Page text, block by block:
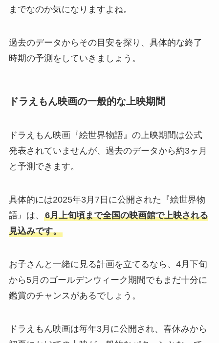
までなのか気になりますよね。
過去のデータからその目安を探り、具体的な終了
時期の予測をしていきましょう。
ドラえもん映画の一般的な上映期間
ドラえもん映画『絵世界物語』の上映期間は公式
発表されていませんが、過去のデータから約3ヶ月
と予測できます。
具体的には2025年3月7日に公開された『絵世界物
語』は、 6月上旬頃まで全国の映画館で上映される
見込みです。
お子さんと一緒に見る計画を立てるなら、4月下旬
から5月のゴールデンウィーク期間でもまだ十分に
鑑賞のチャンスがあるでしょう。
ドラえもん映画は毎年3月に公開され、春休みから